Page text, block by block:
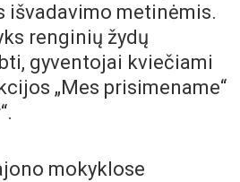
išvadavimo metinėmis.
renginių žydų
gyventojai kviečiami
„Mes prisimename“
mokyklose